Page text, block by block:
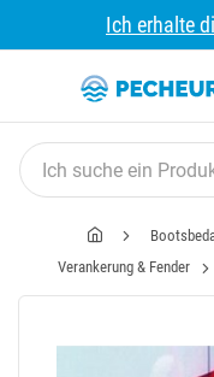
Ich erhalte
Verankerung & Fender